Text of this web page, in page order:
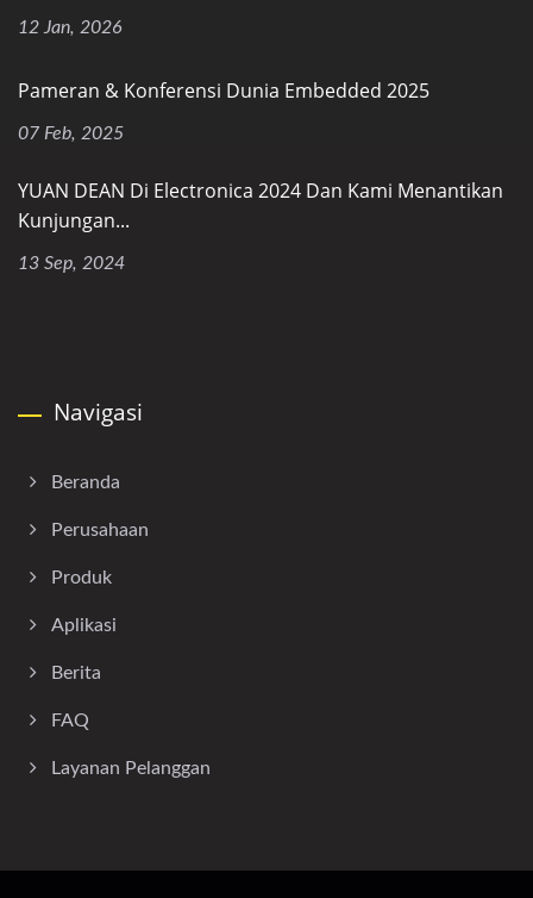
12 Jan, 2026
Pameran & Konferensi Dunia Embedded 2025
07 Feb, 2025
YUAN DEAN Di Electronica 2024 Dan Kami Menantikan
Kunjungan...
13 Sep, 2024
Navigasi
Beranda
Perusahaan
Produk
Aplikasi
Berita
FAQ
Layanan Pelanggan